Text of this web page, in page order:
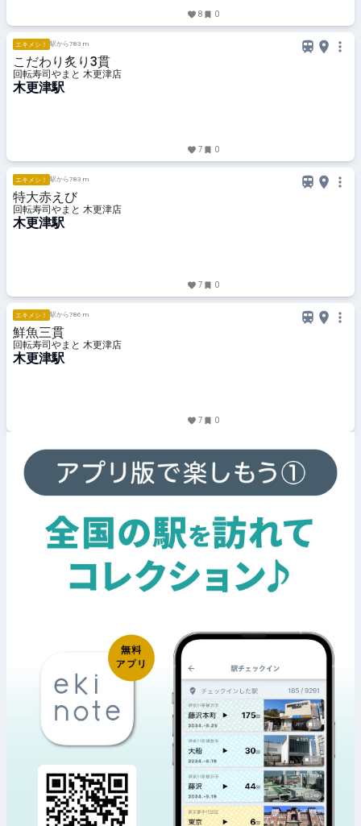
8 0
エキメシ！ 駅から783 m
こだわり炙り3貫
回転寿司やまと 木更津店
木更津駅
7 0
エキメシ！ 駅から783 m
特大赤えび
回転寿司やまと 木更津店
木更津駅
7 0
エキメシ！ 駅から786 m
鮮魚三貫
回転寿司やまと 木更津店
木更津駅
7 0